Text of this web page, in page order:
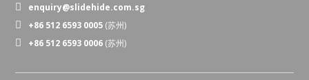
enquiry@slidehide.com.sg
+86 512 6593 0005 (苏州)
+86 512 6593 0006 (苏州)